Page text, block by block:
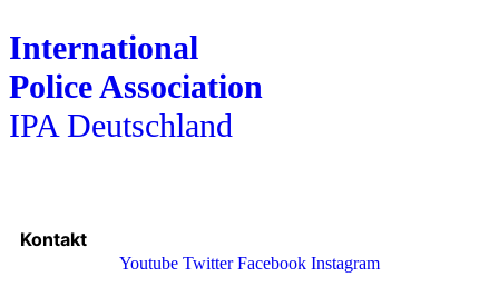
International
Police Association
IPA Deutschland
Kontakt
Youtube Twitter Facebook Instagram